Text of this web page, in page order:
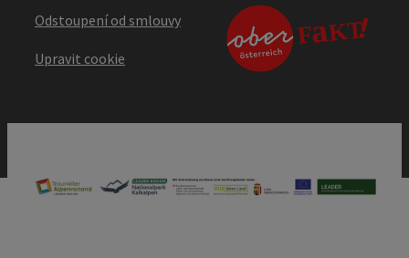
Odstoupení od smlouvy
Upravit cookie